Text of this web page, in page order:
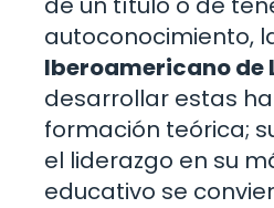
autoconocimiento,
Iberoamericano de
desarrollar estas
formación teórica;
el liderazgo en su
educativo se